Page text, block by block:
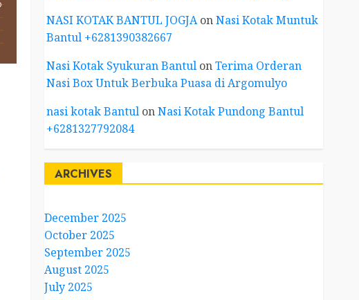
NASI KOTAK BANTUL JOGJAonNasi Kotak Muntuk
Bantul +6281390382667
Nasi Kotak Syukuran BantulonTerima Orderan
Nasi Box Untuk Berbuka Puasa di Argomulyo
nasi kotak BantulonNasi Kotak Pundong Bantul
+6281327792084
ARCHIVES
December 2025
October 2025
September 2025
August 2025
July 2025